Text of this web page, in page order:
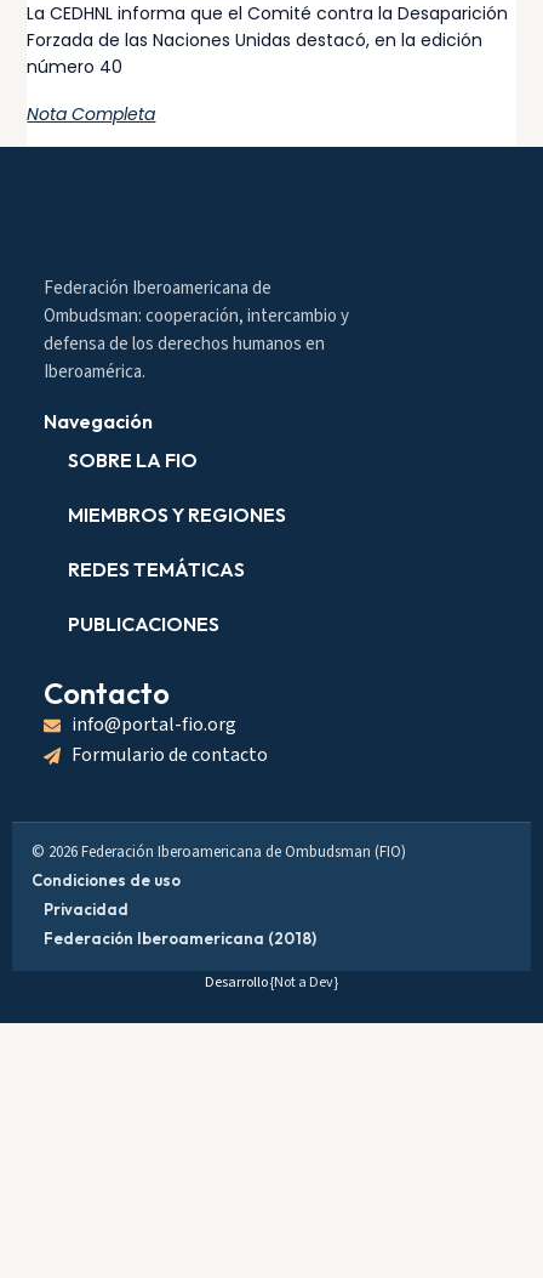
La CEDHNL informa que el Comité contra la Desaparición
Forzada de las Naciones Unidas destacó, en la edición
número 40
Nota Completa
Federación Iberoamericana de
Ombudsman: cooperación, intercambio y
defensa de los derechos humanos en
Iberoamérica.
Navegación
SOBRE LA FIO
MIEMBROS Y REGIONES
REDES TEMÁTICAS
PUBLICACIONES
Contacto
info@portal-fio.org
Formulario de contacto
© 2026 Federación Iberoamericana de Ombudsman (FIO)
Condiciones de uso
Privacidad
Federación Iberoamericana (2018)
Desarrollo{Not a Dev}